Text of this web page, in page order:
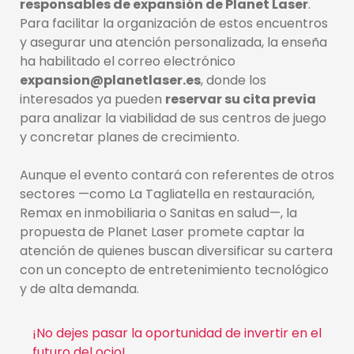
responsables de expansión de Planet Laser.
Para facilitar la organización de estos encuentros
y asegurar una atención personalizada, la enseña
ha habilitado el correo electrónico
expansion@planetlaser.es, donde los
interesados ya pueden reservar su cita previa
para analizar la viabilidad de sus centros de juego
y concretar planes de crecimiento.
Aunque el evento contará con referentes de otros
sectores —como La Tagliatella en restauración,
Remax en inmobiliaria o Sanitas en salud—, la
propuesta de Planet Laser promete captar la
atención de quienes buscan diversificar su cartera
con un concepto de entretenimiento tecnológico
y de alta demanda.
¡No dejes pasar la oportunidad de invertir en el